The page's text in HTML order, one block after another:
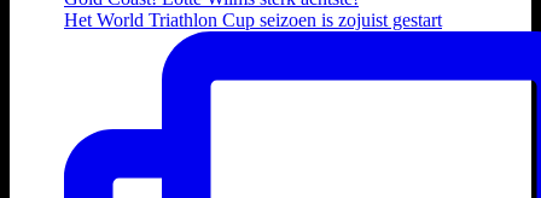
Het World Triathlon Cup seizoen is zojuist gestart